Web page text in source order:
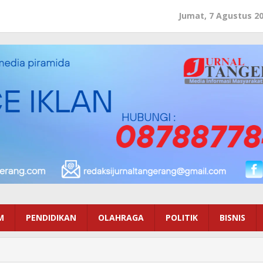
Jumat, 7 Agustus
PENDIDIKAN OLAHRAGA POLITIK BISNIS